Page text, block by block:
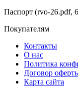
Паспорт (rvo-26.pdf,
Покупателям
Контакты
О нас
Политика
Договор
Карта сайта